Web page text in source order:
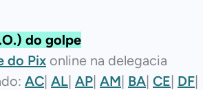
do golpe
do Pix online na delegacia
AC| AL| AP| AM| BA| CE| DF|